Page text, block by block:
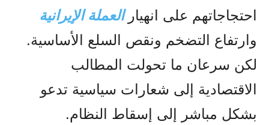
احتجاجاتهم على انهيار العملة الإيرانية
وارتفاع التضخم ونقص السلع الأساسية.
لكن سرعان ما تحولت المطالب
الاقتصادية إلى شعارات سياسية تدعو
بشكل مباشر إلى إسقاط النظام.